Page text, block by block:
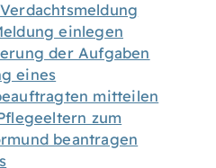
einlegen
der Aufgaben
eines
mitteilen
zum
beantragen